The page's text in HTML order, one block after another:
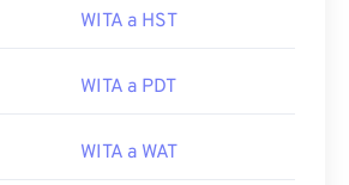
WITA a HST
WITA a PDT
WITA a WAT